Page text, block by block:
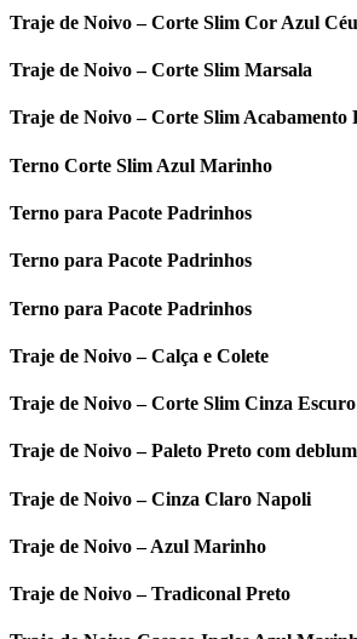
Traje de Noivo – Corte Slim Cor Azul Céu
Traje de Noivo – Corte Slim Marsala
Traje de Noivo – Corte Slim Acabamento
Terno Corte Slim Azul Marinho
Terno para Pacote Padrinhos
Terno para Pacote Padrinhos
Terno para Pacote Padrinhos
Traje de Noivo – Calça e Colete
Traje de Noivo – Corte Slim Cinza Escuro
Traje de Noivo – Paleto Preto com
Traje de Noivo – Cinza Claro Napoli
Traje de Noivo – Azul Marinho
Traje de Noivo – Tradiconal Preto